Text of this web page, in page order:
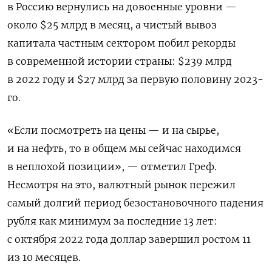
в Россию вернулись на довоенные уровни —
около $25 млрд в месяц, а чистый вывоз
капитала частным сектором побил рекорды
в современной истории страны: $239 млрд
в 2022 году и $27 млрд за первую половину 2023-
го.
«Если посмотреть на цены — и на сырье,
и на нефть, то в общем мы сейчас находимся
в неплохой позиции», — отметил Греф.
Несмотря на это, валютный рынок пережил
самый долгий период безостановочного падения
рубля как минимум за последние 13 лет:
с октября 2022 года доллар завершил ростом 11
из 10 месяцев.